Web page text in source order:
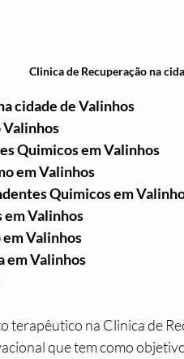
Clinica de Recuperação na
cidade de Valinhos
Valinhos
Quimicos em Valinhos
em Valinhos
Quimicos em
em Valinhos
Valinhos
em Valinhos
terapêutico na Clinica de
que tem como